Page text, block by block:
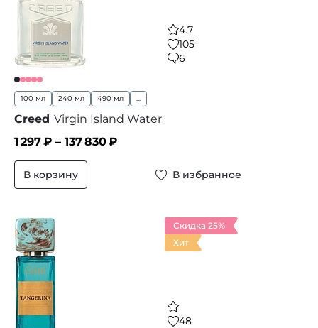
4.7
105
6
100 мл 240 мл 490 мл ...
Creed Virgin Island Water
1 297₽ – 137 830₽
В корзину В избранное
Скидка 25%
Хит
48